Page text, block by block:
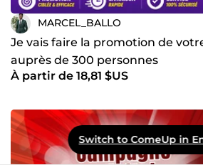
MARCEL_BALLO
Je vais faire la promotion de
auprès de 300 personnes
À partir de 18,81 $US
Switch to ComeUp in